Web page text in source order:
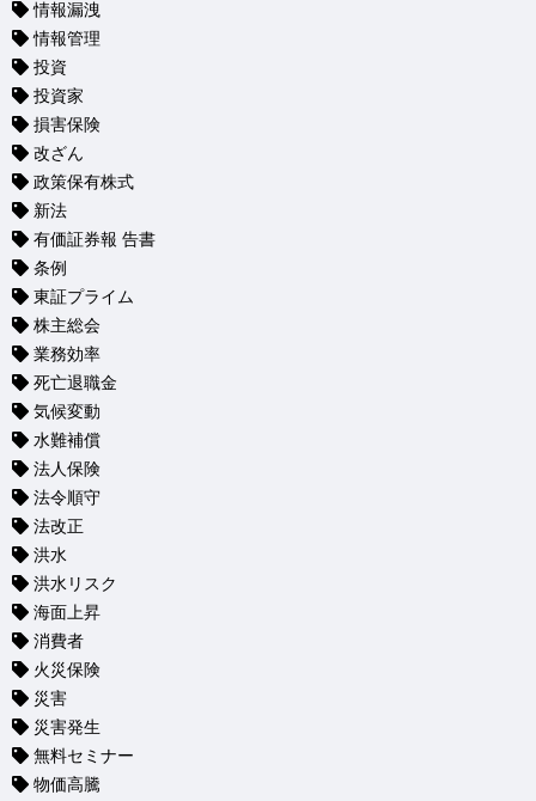
情報漏洩
情報管理
投資
投資家
損害保険
改ざん
政策保有株式
新法
有価証券報 告書
条例
東証プライム
株主総会
業務効率
死亡退職金
気候変動
水難補償
法人保険
法令順守
法改正
洪水
洪水リスク
海面上昇
消費者
火災保険
災害
災害発生
無料セミナー
物価高騰